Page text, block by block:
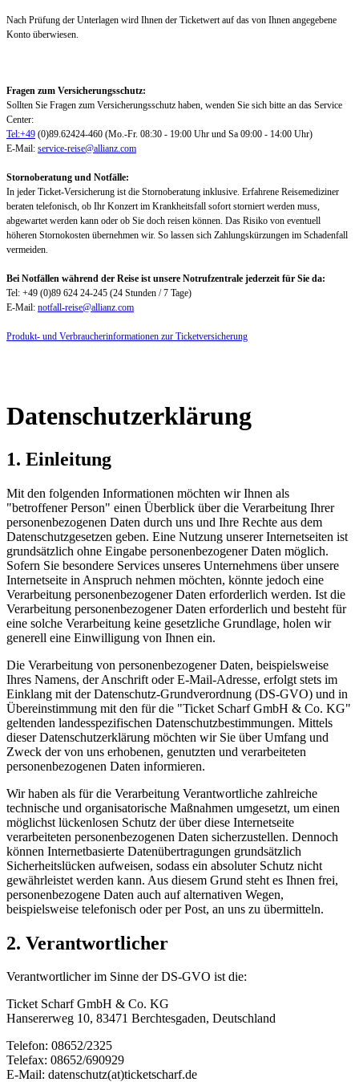
Nach Prüfung der Unterlagen wird Ihnen der Ticketwert auf das von Ihnen angegebene
Konto überwiesen.
Fragen zum Versicherungsschutz:
Sollten Sie Fragen zum Versicherungsschutz haben, wenden Sie sich bitte an das Service
Center:
Tel:+49 (0)89.62424-460 (Mo.-Fr. 08:30 - 19:00 Uhr und Sa 09:00 - 14:00 Uhr)
E-Mail: service-reise@allianz.com
Stornoberatung und Notfälle:
In jeder Ticket-Versicherung ist die Stornoberatung inklusive. Erfahrene Reisemediziner
beraten telefonisch, ob Ihr Konzert im Krankheitsfall sofort storniert werden muss,
abgewartet werden kann oder ob Sie doch reisen können. Das Risiko von eventuell
höheren Stornokosten übernehmen wir. So lassen sich Zahlungskürzungen im Schadenfall
vermeiden.
Bei Notfällen während der Reise ist unsere Notrufzentrale jederzeit für Sie da:
Tel: +49 (0)89 624 24-245 (24 Stunden / 7 Tage)
E-Mail: notfall-reise@allianz.com
Produkt- und Verbraucherinformationen zur Ticketversicherung
Datenschutzerklärung
1. Einleitung
Mit den folgenden Informationen möchten wir Ihnen als
"betroffener Person" einen Überblick über die Verarbeitung Ihrer
personenbezogenen Daten durch uns und Ihre Rechte aus dem
Datenschutzgesetzen geben. Eine Nutzung unserer Internetseiten ist
grundsätzlich ohne Eingabe personenbezogener Daten möglich.
Sofern Sie besondere Services unseres Unternehmens über unsere
Internetseite in Anspruch nehmen möchten, könnte jedoch eine
Verarbeitung personenbezogener Daten erforderlich werden. Ist die
Verarbeitung personenbezogener Daten erforderlich und besteht für
eine solche Verarbeitung keine gesetzliche Grundlage, holen wir
generell eine Einwilligung von Ihnen ein.
Die Verarbeitung von personenbezogener Daten, beispielsweise
Ihres Namens, der Anschrift oder E-Mail-Adresse, erfolgt stets im
Einklang mit der Datenschutz-Grundverordnung (DS-GVO) und in
Übereinstimmung mit den für die "Ticket Scharf GmbH & Co. KG"
geltenden landesspezifischen Datenschutzbestimmungen. Mittels
dieser Datenschutzerklärung möchten wir Sie über Umfang und
Zweck der von uns erhobenen, genutzten und verarbeiteten
personenbezogenen Daten informieren.
Wir haben als für die Verarbeitung Verantwortliche zahlreiche
technische und organisatorische Maßnahmen umgesetzt, um einen
möglichst lückenlosen Schutz der über diese Internetseite
verarbeiteten personenbezogenen Daten sicherzustellen. Dennoch
können Internetbasierte Datenübertragungen grundsätzlich
Sicherheitslücken aufweisen, sodass ein absoluter Schutz nicht
gewährleistet werden kann. Aus diesem Grund steht es Ihnen frei,
personenbezogene Daten auch auf alternativen Wegen,
beispielsweise telefonisch oder per Post, an uns zu übermitteln.
2. Verantwortlicher
Verantwortlicher im Sinne der DS-GVO ist die:
Ticket Scharf GmbH & Co. KG
Hansererweg 10, 83471 Berchtesgaden, Deutschland
Telefon: 08652/2325
Telefax: 08652/690929
E-Mail: datenschutz(at)ticketscharf.de